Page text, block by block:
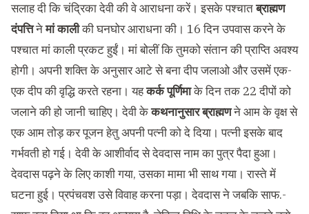
सलाह दी कि चंद्रिका देवी की वे आराधना करें। इसके पश्चातब्राह्मण
दंपत्तिनेमां कालीकी घनघोर आराधना की। 16 दिन उपवास करने के
पश्चात मां काली प्रकट हुईं। मां बोलीं कि तुमको संतान की प्राप्ति अवश्य
होगी। अपनी शक्ति के अनुसार आटे से बना दीप जलाओ और उसमें एक-
एक दीप की वृद्धि करते रहना। यहकर्क पूर्णिमाके दिन तक 22 दीपों को
जलाने की हो जानी चाहिए। देवी केकथनानुसार ब्राह्मणने आम के वृक्ष से
एक आम तोड़ कर पूजन हेतु अपनी पत्नी को दे दिया। पत्नी इसके बाद
गर्भवती हो गई। देवी के आशीर्वाद से देवदास नाम का पुत्र पैदा हुआ।
देवदास पढ़ने के लिए काशी गया, उसका मामा भी साथ गया। रास्ते में
घटना हुई। प्रपंचवश उसे विवाह करना पड़ा। देवदास ने जबकि साफ.-